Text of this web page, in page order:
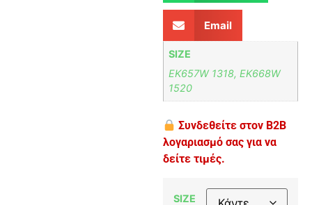
Email
SIZE
EK657W 1318, EK668W
1520
Συνδεθείτε στον B2B
λογαριασμό σας για να
δείτε τιμές.
SIZE